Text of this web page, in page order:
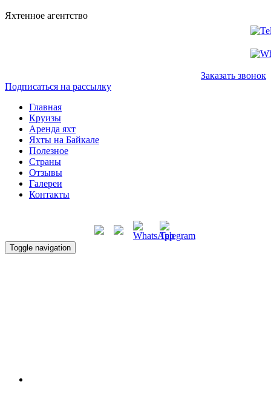
Яхтенное агентство
Заказать звонок
Подписаться на рассылку
Главная
Круизы
Аренда яхт
Яхты на Байкале
Полезное
Страны
Отзывы
Галереи
Контакты
Toggle navigation